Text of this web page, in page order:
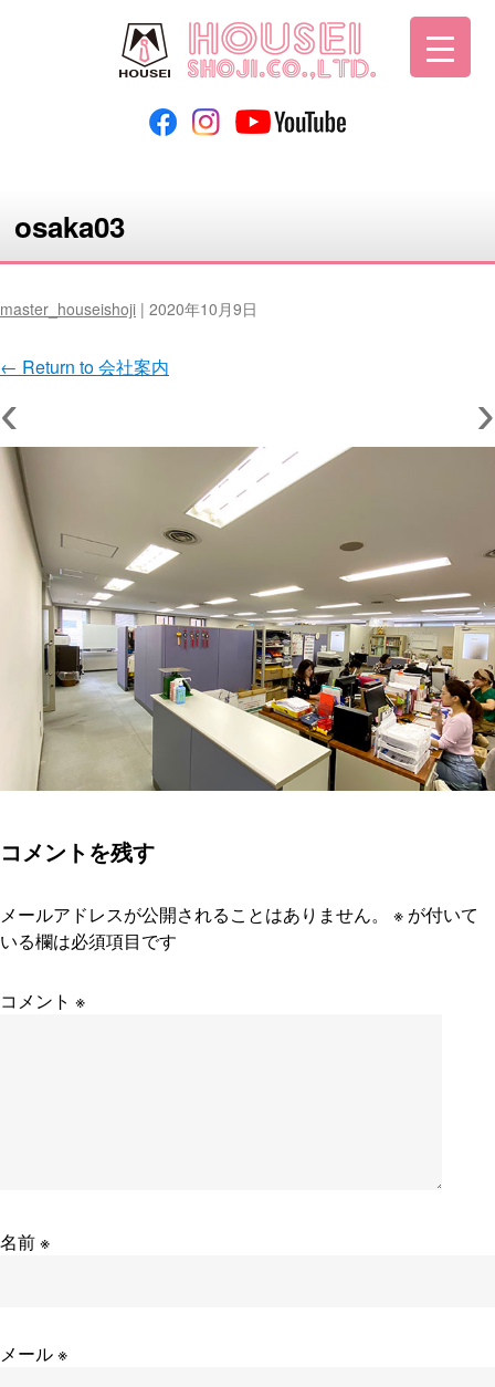
osaka03
master_houseishoji | 2020年10月9日
← Return to 会社案内
‹ ›
コメントを残す
メールアドレスが公開されることはありません。 ※ が付いて
いる欄は必須項目です
コメント ※
名前※
メール※